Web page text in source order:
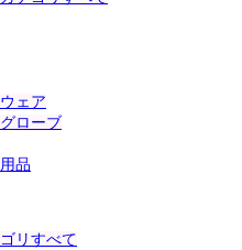
ェア
ローブ
品
リすべて